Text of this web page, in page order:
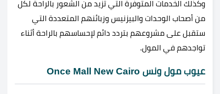
وكذلك الخدمات المتوفرة التي تزيد من الشعور بالراحة لكل
من أصحاب الوحدات والبيزنيس وزبائنهم المتعددة التي
ستقبل على مشروعهم بتردد دائم لإحساسهم بالراحة أثناء
تواجدهم في المول.
عيوب مول ونس Once Mall New Cairo